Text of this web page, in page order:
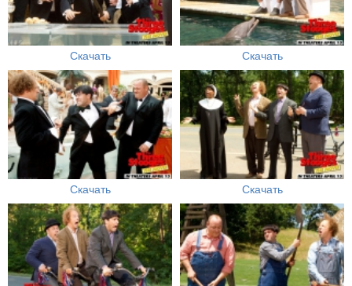
Скачать Скачать
Скачать Скачать